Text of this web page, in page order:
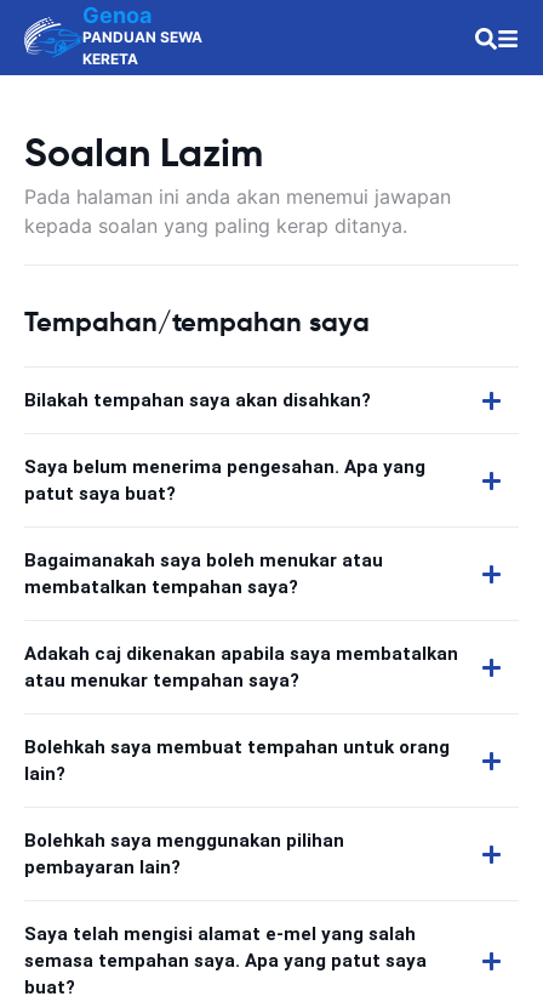
Genoa
PANDUAN SEWA
KERETA
Soalan Lazim
Pada halaman ini anda akan menemui jawapan
kepada soalan yang paling kerap ditanya.
Tempahan/tempahan saya
Bilakah tempahan saya akan disahkan?
Saya belum menerima pengesahan. Apa yang
patut saya buat?
Bagaimanakah saya boleh menukar atau
membatalkan tempahan saya?
Adakah caj dikenakan apabila saya membatalkan
atau menukar tempahan saya?
Bolehkah saya membuat tempahan untuk orang
lain?
Bolehkah saya menggunakan pilihan
pembayaran lain?
Saya telah mengisi alamat e-mel yang salah
semasa tempahan saya. Apa yang patut saya
buat?